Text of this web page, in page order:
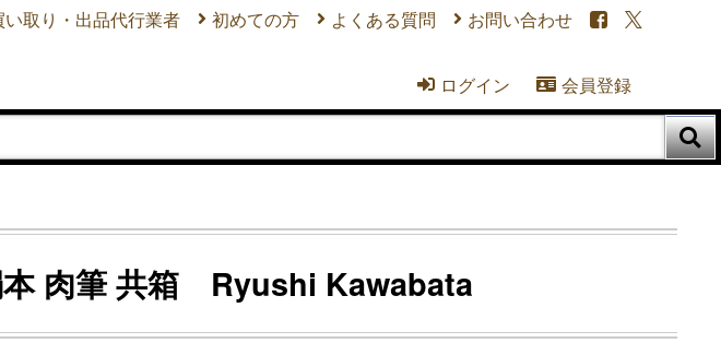
 ログイン  会員登録
い取り・出品代行業者 初めての方 よくある質問 お問い合わせ  

本 肉筆 共箱 Ryushi Kawabata